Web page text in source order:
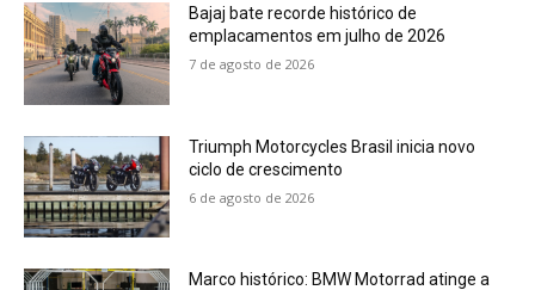
Bajaj bate recorde histórico de
emplacamentos em julho de 2026
7 de agosto de 2026
Triumph Motorcycles Brasil inicia novo
ciclo de crescimento
6 de agosto de 2026
Marco histórico: BMW Motorrad atinge a